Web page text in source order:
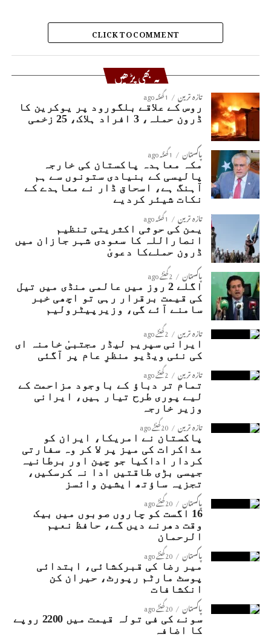
CLICK TO COMMENT
یہ بھی پڑھیں
تازہ ترین 1 گھنٹہ ago
روس کے علاقے بلگورود پر یوکرین کا
ڈرون حملہ، 3 افراد ہلاک، 25 زخمی
پاکستان 1 گھنٹہ ago
مکہ معاہدہ پاکستان کی خارجہ
پالیسی کے بنیادی ستونوں سے ہم
آہنگ ہے، اسحاق ڈار نے معاہدے کے
نکات شیئر کردیے
تازہ ترین 1 گھنٹہ ago
یمن کی حوثی اکثریتی تنظیم
انصاراللہ کا سعودی شہر جازان میں
ڈرون حملےکا دعویٰ
پاکستان 2 گھنٹے ago
اگلے 2 روز میں عالمی منڈی میں تیل
کی قیمت برقرار رہی تو اچھی خبر
سامنے آئے گی، وزیرپیٹرولیم
تازہ ترین 2 گھنٹے ago
ایرانی سپریم لیڈر مجتبیٰ خامنہ ای
کی نئی ویڈیو منظرِ عام پر آگئی
تازہ ترین 2 گھنٹے ago
تمام تر دباؤ کے باوجود مزاحمت کے
لیے پوری طرح تیار ہیں، ایرانی
وزیر خارجہ
تازہ ترین 20 گھنٹے ago
پاکستان نے امریکا، ایران کو
مذاکرات کی میز پر لا کر وہ سفارتی
کردار اداکیا جو چین اور برطانیہ
جیسی بڑی طاقتیں ادا نہ کرسکیں،
تجزیہ ساؤتھ ایشین وائسز
پاکستان 20 گھنٹے ago
16 اگست کو چاروں صوبوں میں بیک
وقت دھرنے دیں گے، حافظ نعیم
الرحمان
پاکستان 20 گھنٹے ago
میر رضا کی قبرکشائی، ابتدائی
پوسٹ مارٹم رپورٹ، حیران کن
انکشافات
پاکستان 20 گھنٹے ago
سونے کی فی تولہ قیمت میں 2200 روپے
کا اضافہ